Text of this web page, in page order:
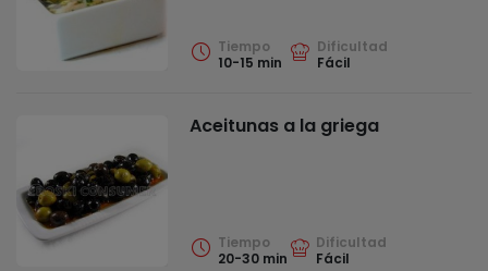
Tiempo
10-15 min
Dificultad
Fácil
Aceitunas a la griega
Tiempo
20-30 min
Dificultad
Fácil